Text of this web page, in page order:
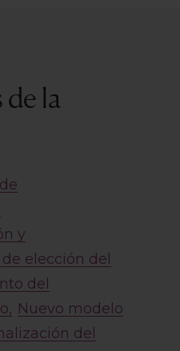
la
y
elección del
del
Nuevo modelo
del